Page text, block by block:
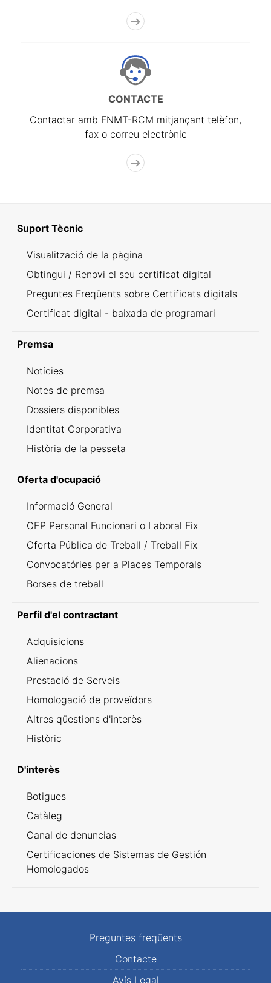
CONTACTE
Contactar amb FNMT-RCM mitjançant telèfon,
fax o correu electrònic
Suport Tècnic
Visualització de la pàgina
Obtingui / Renovi el seu certificat digital
Preguntes Freqüents sobre Certificats digitals
Certificat digital - baixada de programari
Premsa
Notícies
Notes de premsa
Dossiers disponibles
Identitat Corporativa
Història de la pesseta
Oferta d'ocupació
Informació General
OEP Personal Funcionari o Laboral Fix
Oferta Pública de Treball / Treball Fix
Convocatóries per a Places Temporals
Borses de treball
Perfil d'el contractant
Adquisicions
Alienacions
Prestació de Serveis
Homologació de proveïdors
Altres qüestions d'interès
Històric
D'interès
Botigues
Catàleg
Canal de denuncias
Certificaciones de Sistemas de Gestión
Homologados
Preguntes freqüents
Contacte
Avís Legal